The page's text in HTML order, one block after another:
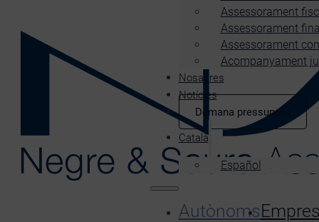
Assessorament
Assessorament
Assessorament
Acompanyament
Nosaltres
Notícies
Demana pressupost
Català
Español
Autònoms